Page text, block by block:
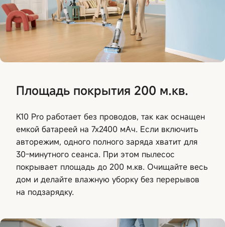
Площадь покрытия 200 м.кв.
K10 Pro работает без проводов, так как оснащен
емкой батареей на 7х2400 мАч. Если включить
авторежим, одного полного заряда хватит для
30-минутного сеанса. При этом пылесос
покрывает площадь до 200 м.кв. Очищайте весь
дом и делайте влажную уборку без перерывов
на подзарядку.